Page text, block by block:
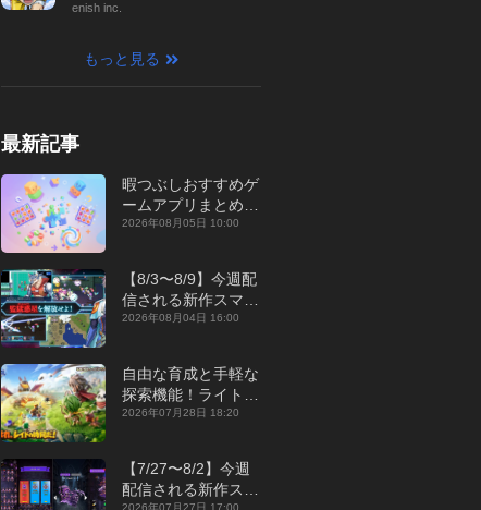
enish inc.
もっと見る
最新記事
暇つぶしおすすめゲ
ームアプリまとめ｜
オフライン対応あり
2026年08月05日 10:00
【8/3〜8/9】今週配
信される新作スマホ
ゲームをまとめてお
2026年08月04日 16:00
自由な育成と手軽な
探索機能！ライトカ
ジュアルMMORPG
征』【最新作PICKU
P】
2026年07月28日 18:20
【7/27〜8/2】今週
配信される新作スマ